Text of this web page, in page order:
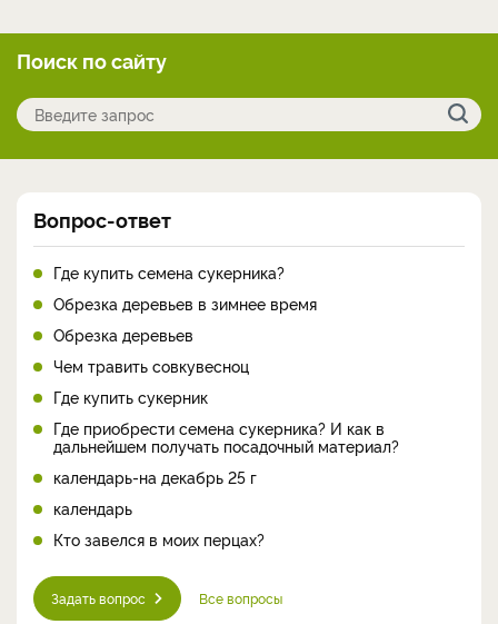
Поиск по сайту
Вопрос-ответ
Где купить семена сукерника?
Обрезка деревьев в зимнее время
Обрезка деревьев
Чем травить совкувесноц
Где купить сукерник
Где приобрести семена сукерника? И как в
дальнейшем получать посадочный материал?
календарь-на декабрь 25 г
календарь
Кто завелся в моих перцах?
Задать вопрос Все вопросы